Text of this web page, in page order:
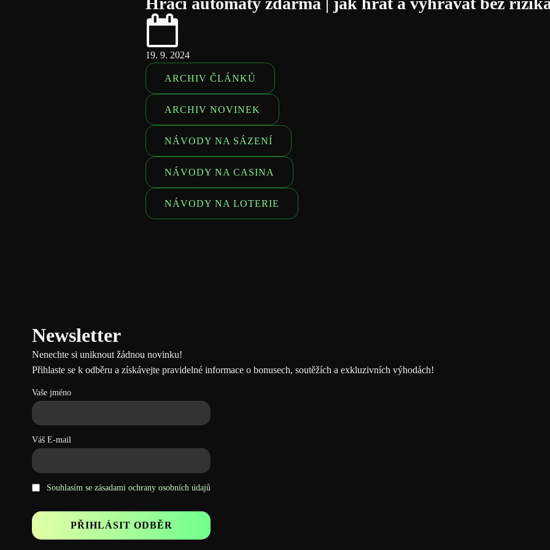
19. 9. 2024
ARCHIV ČLÁNKŮ
ARCHIV NOVINEK
NÁVODY NA SÁZENÍ
NÁVODY NA CASINA
NÁVODY NA LOTERIE
Newsletter
Nenechte si uniknout žádnou novinku!
Přihlaste se k odběru a získávejte pravidelné informace o bonusech, soutěžích a exkluzivních výhodách!
Vaše jméno
Váš E-mail
Souhlasím se zásadami ochrany osobních údajů